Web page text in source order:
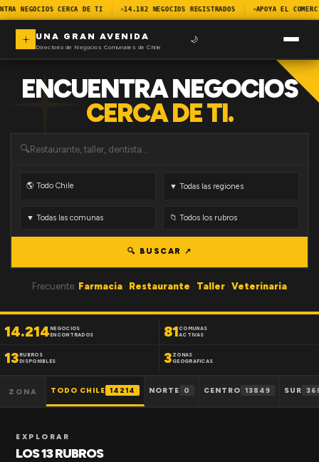
NEGOCIOS CERCA DE TI 14.182 NEGOCIOS REGISTRADOS APOYA EL
UNA GRAN AVENIDA
Directorio de Negocios Comunales de Chile
🌙
ENCUENTRA NEGOCIOS
CERCA DE TI.
🔍
🔍 BUSCAR ↗
Frecuente: Farmacia · Restaurante · Taller · Veterinaria
14.214NEGOCIOS
ENCONTRADOS
81 COMUNAS
ACTIVAS
13RUBROS
DISPONIBLES
3 ZONAS
GEOGRAFICAS
ZONA TODO CHILE 14214 NORTE 0 CENTRO 13849 SUR
EXPLORAR
LOS 13 RUBROS